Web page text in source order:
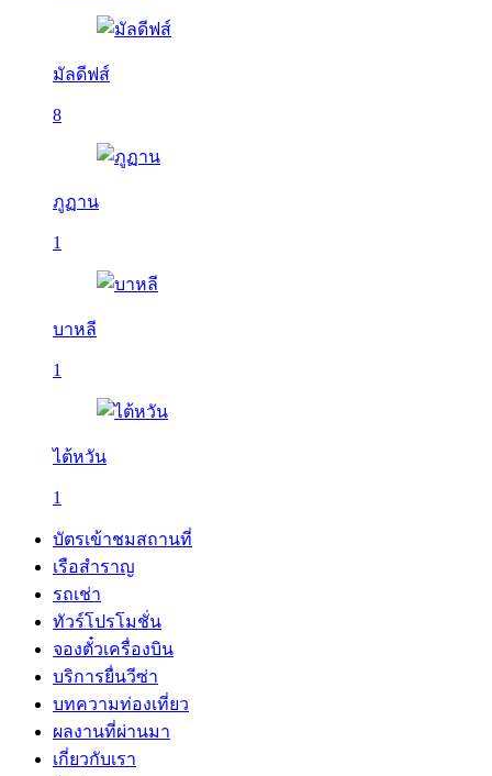
มัลดีฟส์
8
ภูฏาน
1
บาหลี
1
ไต้หวัน
1
บัตรเข้าชมสถานที่
เรือสำราญ
รถเช่า
ทัวร์โปรโมชั่น
จองตั๋วเครื่องบิน
บริการยื่นวีซ่า
บทความท่องเที่ยว
ผลงานที่ผ่านมา
เกี่ยวกับเรา